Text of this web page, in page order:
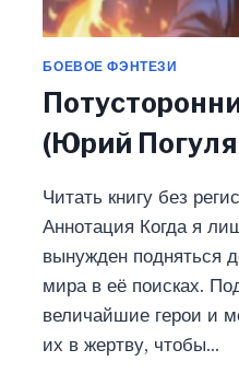
БОЕВОЕ ФЭНТЕЗИ
(Юрий
Читать книгу без
Аннотация Когда я
вынужден подняться
мира в её поисках.
величайшие герои и
их в жертву, чтобы…